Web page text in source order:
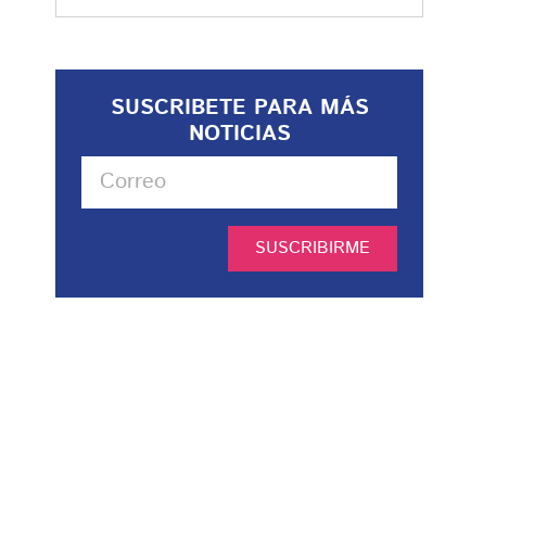
SUSCRIBETE PARA MÁS
NOTICIAS
SUSCRIBIRME